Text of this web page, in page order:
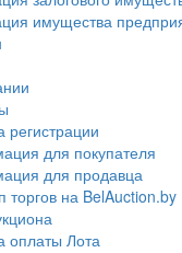
имущества
регистрации
для покупателя
для продавца
торгов на BelAuction.by
оплаты Лота